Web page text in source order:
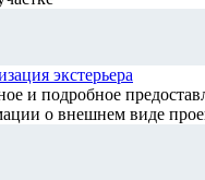
экстерьера
и подробное
о внешнем виде